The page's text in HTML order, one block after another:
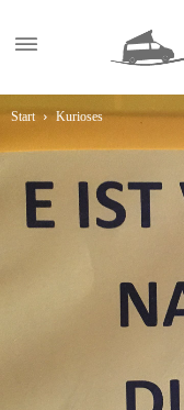
Start Kurioses